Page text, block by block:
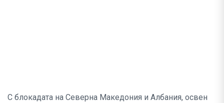
С блокадата на Северна Македония и Албания, освен